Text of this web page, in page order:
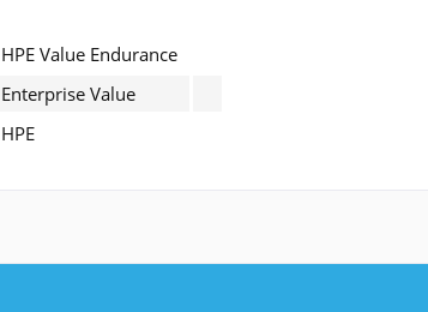
HPE Value Endurance
Enterprise Value
HPE